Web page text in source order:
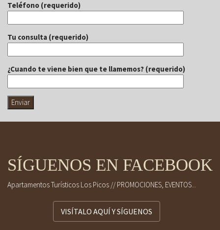
Teléfono (requerido)
Tu consulta (requerido)
¿Cuando te viene bien que te llamemos? (requerido)
SÍGUENOS EN FACEBOOK
Apartamentos Turísticos Los Picos // PROMOCIONES, EVENTOS...
VISÍTALO AQUÍ Y SÍGUENOS